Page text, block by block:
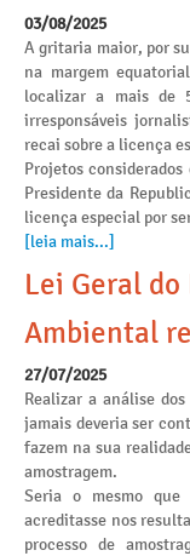
03/08/2025
A gritaria maior, por
na margem
localizar a mais de
irresponsáveis
recai sobre a licença
Projetos
Presidente da
licença especial por
[leia mais...]
Lei Geral
Ambiental
27/07/2025
Realizar a análise
jamais deveria ser
fazem na sua
amostragem.
Seria o mesmo
acreditasse nos
processo de